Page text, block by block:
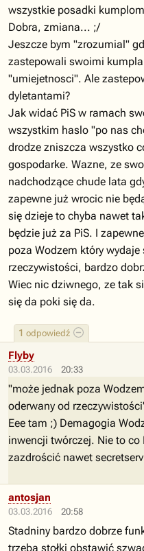
1 odpowiedź
wszystkie posadki
Dobra, zmiana... ;/
Jeszcze bym "zrozumial"
zastepowali swoimi
"umiejetnosci". Ale
dyletantami?
Jak widać PiS w ramach
wszystkim haslo "po nas
drodze zniszcza wszystko
gospodarke. Wazne, ze
nadchodzące chude lata
zapewne już wrocic nie
się dzieje to chyba nawet
będzie już za PiS. I
poza Wodzem który
rzeczywistości, bardzo
Wiec nic dziwnego, ze tak
się da poki się da.
03.03.2016 20:33
Flyby
"może jednak poza
oderwany od
Eee tam ;) Demagogia
inwencji twórczej. Nie to co
zazdrościć nawet
03.03.2016 20:58
antosjan
Stadniny bardzo dobrze
trzeba stołki obstawić